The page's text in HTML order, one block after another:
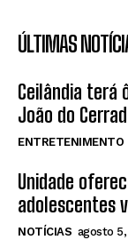
ÚLTIMAS
Ceilândia terá
João do
ENTRETENIMENTO
Unidade
adolescentes
NOTÍCIAS agosto